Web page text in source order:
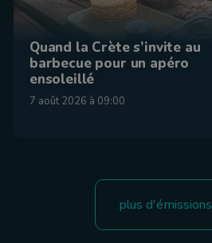
Quand la Crète s’invite au
barbecue pour un apéro
ensoleillé
7 août 2026 à 09:00
plus d'émissions